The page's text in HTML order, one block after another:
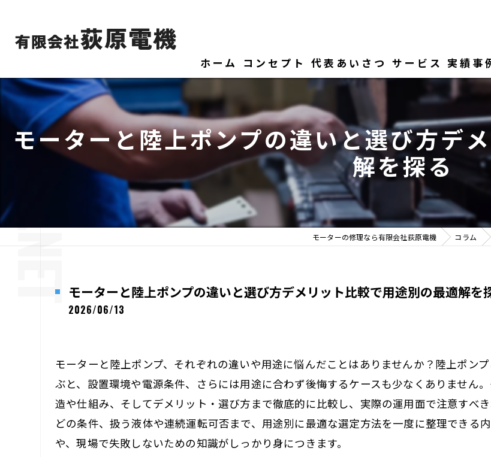
ホーム コンセプト 代表あいさつ サービス 実績事
モーターと陸上ポンプの違いと選び方デ
解を探る
モーターの修理なら有限会社荻原電機 コラム
モーターと陸上ポンプの違いと選び方デメリット比較で用途別の最適解を
2026/06/13
モーターと陸上ポンプ、それぞれの違いや用途に悩んだことはありませんか？陸上ポン
ぶと、設置環境や電源条件、さらには用途に合わず後悔するケースも少なくありません
造や仕組み、そしてデメリット・選び方まで徹底的に比較し、実際の運用面で注意すべ
どの条件、扱う液体や連続運転可否まで、用途別に最適な選定方法を一度に整理できる
や、現場で失敗しないための知識がしっかり身につきます。